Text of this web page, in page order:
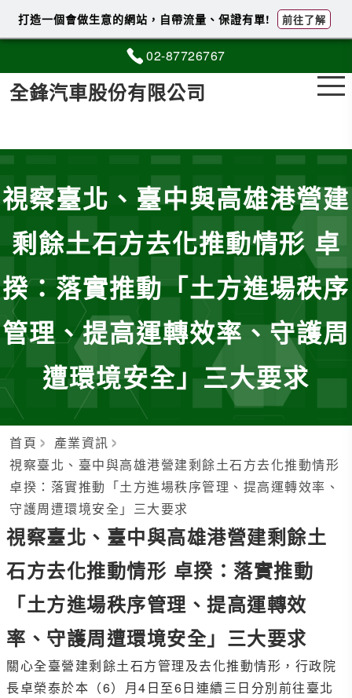
02-87726767
全鋒汽車股份有限公司
視察臺北、臺中與高雄港營建
剩餘土石方去化推動情形 卓
揆：落實推動「土方進場秩序
管理、提高運轉效率、守護周
遭環境安全」三大要求
首頁
產業資訊
視察臺北、臺中與高雄港營建剩餘土石方去化推動情形
卓揆：落實推動「土方進場秩序管理、提高運轉效率、
守護周遭環境安全」三大要求
視察臺北、臺中與高雄港營建剩餘土
石方去化推動情形 卓揆：落實推動
「土方進場秩序管理、提高運轉效
率、守護周遭環境安全」三大要求
關心全臺營建剩餘土石方管理及去化推動情形，行政院
長卓榮泰於本（6）月4日至6日連續三日分別前往臺北
打造一個會做生意的網站，自帶流量、保證有單! 前往了解